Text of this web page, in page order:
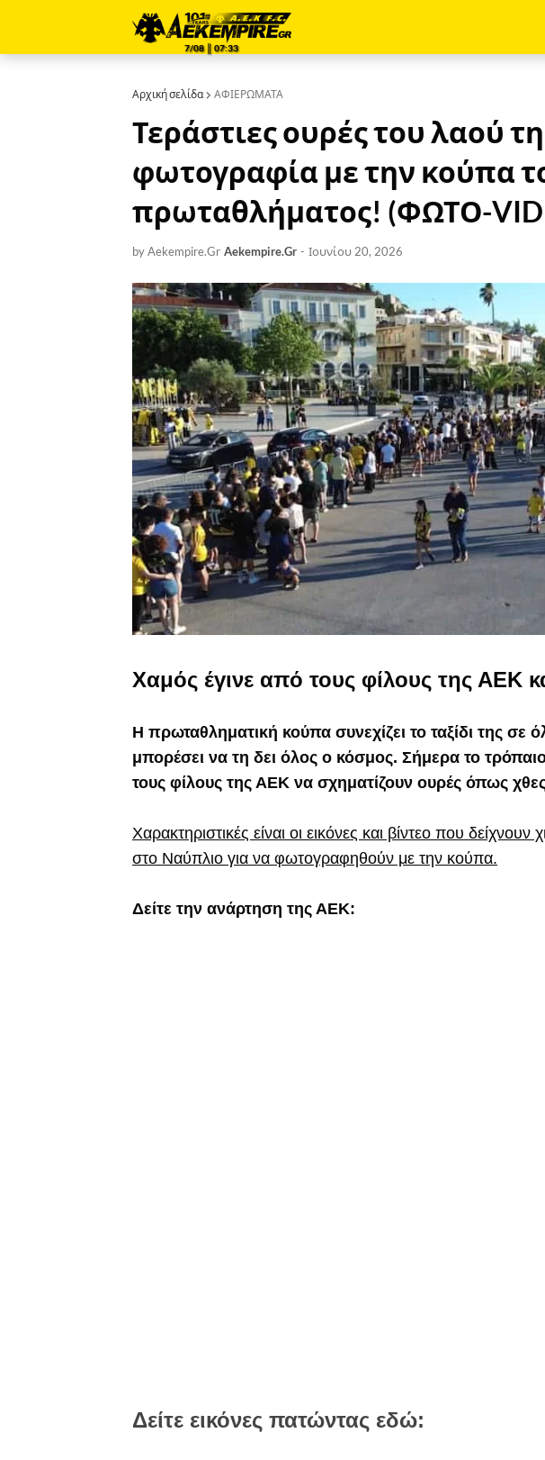
7/08 ║ 07:33
Αρχική σελίδα ΑΦΙΕΡΩΜΑΤΑ
Τεράστιες ουρές του λαού
φωτογραφία με την κούπα
πρωταθλήματος! (ΦΩΤΟ-
by Aekempire.Gr Aekempire.Gr - Ιουνίου 20, 2026
Χαμός έγινε από τους φίλους της ΑΕΚ
Η πρωταθληματική κούπα συνεχίζει το ταξίδι της σε
μπορέσει να τη δει όλος ο κόσμος. Σήμερα το
τους φίλους της ΑΕΚ να σχηματίζουν ουρές όπως
Χαρακτηριστικές είναι οι εικόνες και βίντεο που δείχνουν
στο Ναύπλιο για να φωτογραφηθούν με την κούπα.
Δείτε την ανάρτηση της ΑΕΚ:
Δείτε εικόνες πατώντας εδώ: